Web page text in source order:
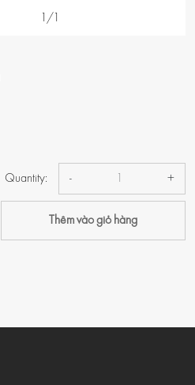
1/1
Quantity: - +
Thêm vào giỏ hàng